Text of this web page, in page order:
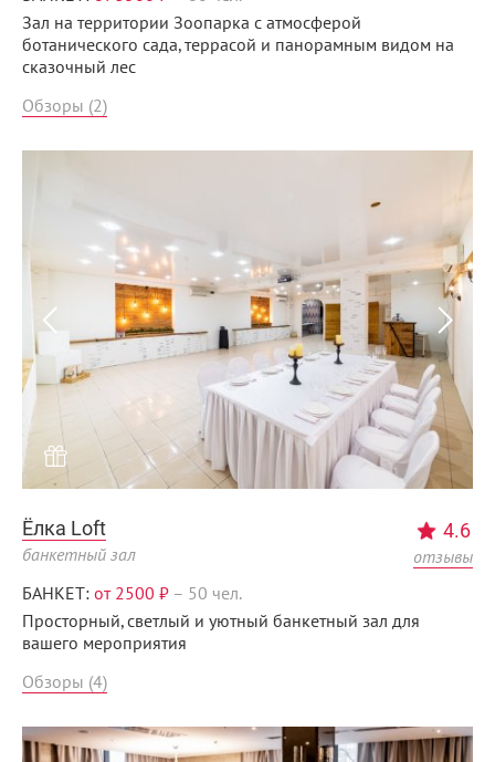
Зал на территории Зоопарка с атмосферой
ботанического сада, террасой и панорамным видом на
сказочный лес
Обзоры (2)
Menunsk.ru
Ёлка Loft
банкетный зал
4.6
отзывы
БАНКЕТ: от 2500 ₽ – 50 чел.
Просторный, светлый и уютный банкетный зал для
вашего мероприятия
Обзоры (4)
Menunsk.ru